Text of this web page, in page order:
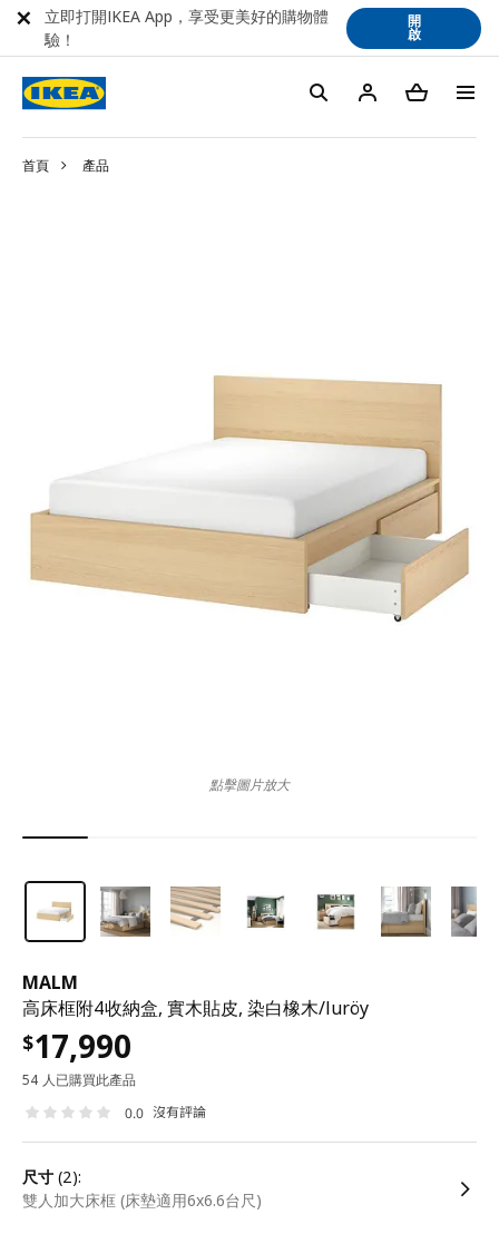
首頁 產品
MALM
高床框附4收納盒, 實木貼皮, 染白橡木/luröy
$17,990
54 人已購買此產品
0.0 沒有評論
尺寸 (2):
雙人加大床框 (床墊適用6x6.6台尺)
點擊圖片放大
立即打開IKEA App，享受更美好的購物體
驗！
開
啟